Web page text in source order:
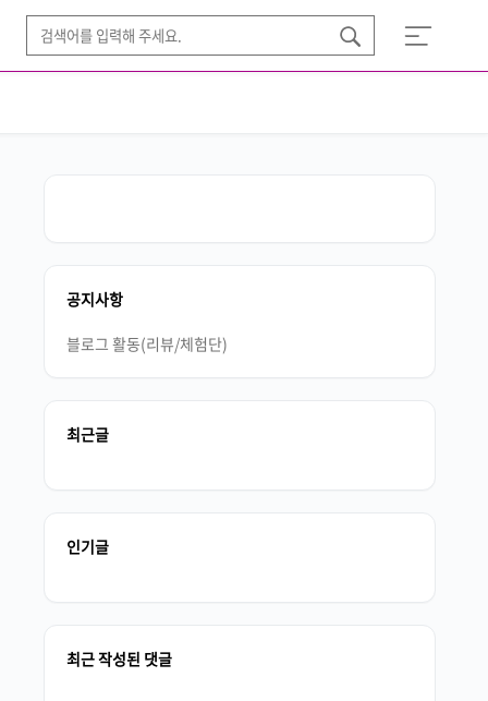
공지사항
블로그 활동(리뷰/체험단)
최근글
인기글
최근 작성된 댓글